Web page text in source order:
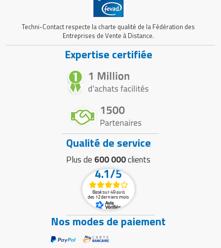
Techni-Contact respecte la charte qualité de la Fédération des
Entreprises de Vente à Distance.
Expertise certifiée
Qualité de service
Plus de 600 000clients
4.1/5
Basé sur 49 avis
des 12 derniers mois
Nos modes de paiement